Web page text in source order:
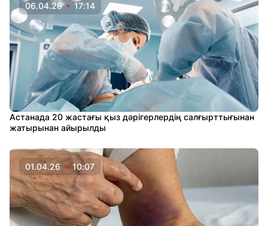
06.04.26 17:14
Астанада 20 жастағы қыз дәрігерлердің салғырттығынан
жатырынан айырылды
01.04.26 10:07